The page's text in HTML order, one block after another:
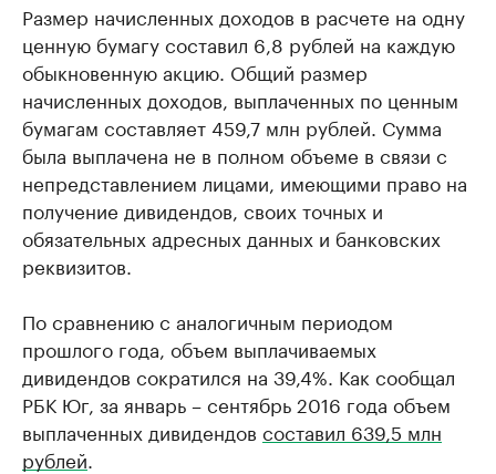
Размер начисленных доходов в расчете на одну
ценную бумагу составил 6,8 рублей на каждую
обыкновенную акцию. Общий размер
начисленных доходов, выплаченных по ценным
бумагам составляет 459,7 млн рублей. Сумма
была выплачена не в полном объеме в связи с
непредставлением лицами, имеющими право на
получение дивидендов, своих точных и
обязательных адресных данных и банковских
реквизитов.
По сравнению с аналогичным периодом
прошлого года, объем выплачиваемых
дивидендов сократился на 39,4%. Как сообщал
РБК Юг, за январь – сентябрь 2016 года объем
выплаченных дивидендов составил 639,5 млн
рублей